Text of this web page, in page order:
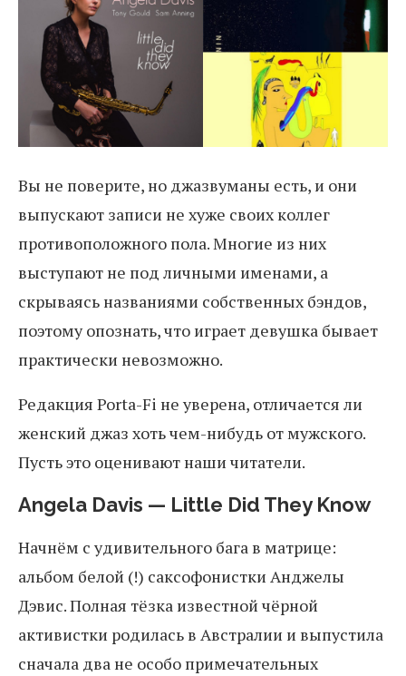
Вы не поверите, но джазвуманы есть, и они
выпускают записи не хуже своих коллег
противоположного пола. Многие из них
выступают не под личными именами, а
скрываясь названиями собственных бэндов,
поэтому опознать, что играет девушка бывает
практически невозможно.
Редакция Porta-Fi не уверена, отличается ли
женский джаз хоть чем-нибудь от мужского.
Пусть это оценивают наши читатели.
Angela Davis — Little Did They Know
Начнём с удивительного бага в матрице:
альбом белой (!) саксофонистки Анджелы
Дэвис. Полная тёзка известной чёрной
активистки родилась в Австралии и выпустила
сначала два не особо примечательных